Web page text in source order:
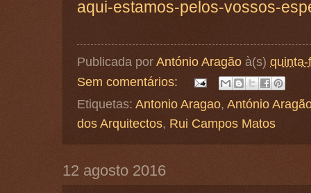
aqui-estamos-pelos-vossos-
Publicada por António Aragão à(s)
Sem comentários:
Etiquetas: Antonio Aragao, António
dos Arquitectos, Rui Campos Matos
12 agosto 2016